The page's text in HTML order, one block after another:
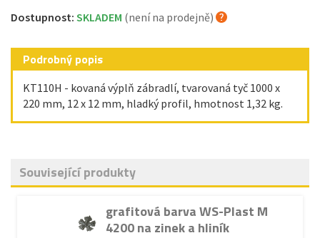
Dostupnost: SKLADEM (není na prodejně)
Podrobný popis
KT110H - kovaná výplň zábradlí, tvarovaná tyč 1000 x
220 mm, 12 x 12 mm , hladký profil, hmotnost 1,32 kg.
Související produkty
grafitová barva WS-Plast M
4200 na zinek a hliník